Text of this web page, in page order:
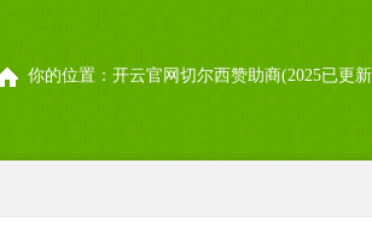
你的位置： 开云官网切尔西赞助商(2025已更